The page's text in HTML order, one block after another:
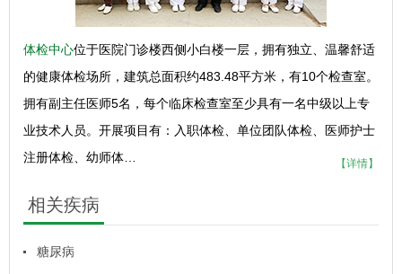
体检中心位于医院门诊楼西侧小白楼一层，拥有独立、温馨舒适
的健康体检场所，建筑总面积约483.48平方米，有10个检查室。
拥有副主任医师5名，每个临床检查室至少具有一名中级以上专
业技术人员。开展项目有：入职体检、单位团队体检、医师护士
注册体检、幼师体…
【详情】
相关疾病
糖尿病